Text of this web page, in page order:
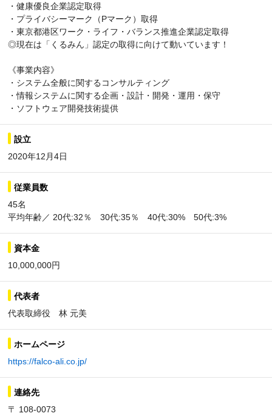
・健康優良企業認定取得
・プライバシーマーク（Pマーク）取得
・東京都港区ワーク・ライフ・バランス推進企業認定取得
◎現在は「くるみん」認定の取得に向けて動いています！
《事業内容》
・システム全般に関するコンサルティング
・情報システムに関する企画・設計・開発・運用・保守
・ソフトウェア開発技術提供
設立
2020年12月4日
従業員数
45名
平均年齢／ 20代:32％ 30代:35％ 40代:30% 50代:3%
資本金
10,000,000円
代表者
代表取締役 林 元美
ホームページ
https://falco-ali.co.jp/
連絡先
〒 108-0073